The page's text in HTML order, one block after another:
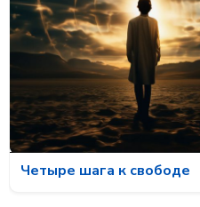
Четыре шага к свободе